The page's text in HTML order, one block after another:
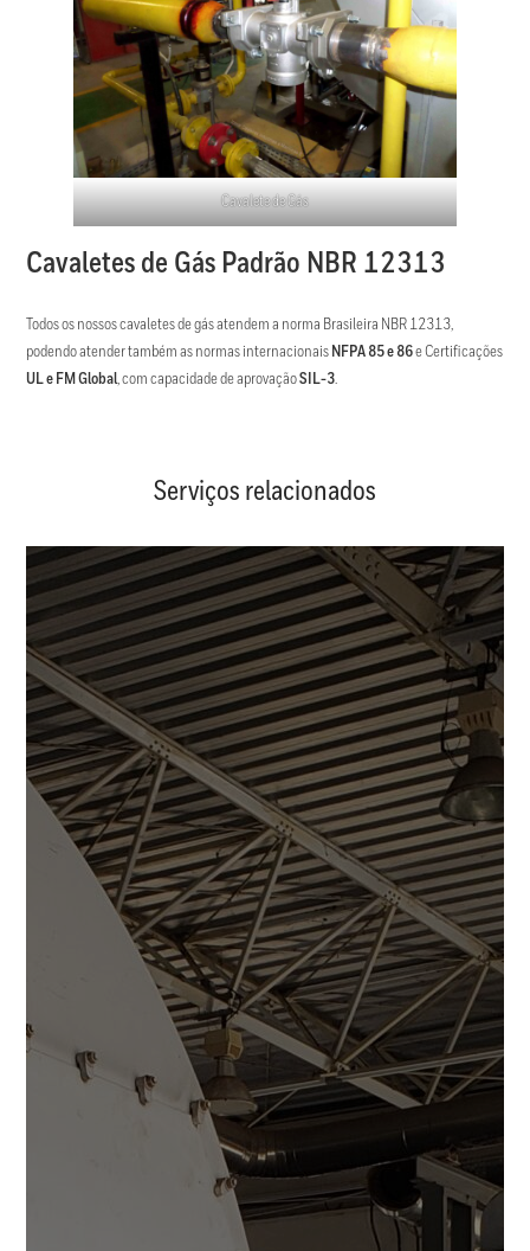
Cavalete de Gás
Cavaletes de Gás Padrão NBR 12313
Todos os nossos cavaletes de gás atendem a norma Brasileira NBR 12313,
podendo atender também as normas internacionais NFPA 85 e 86e Certificações
UL e FM Global, com capacidade de aprovaçãoSIL-3.
Serviços relacionados